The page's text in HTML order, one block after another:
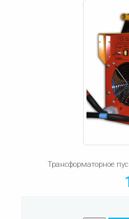
Трансформаторное